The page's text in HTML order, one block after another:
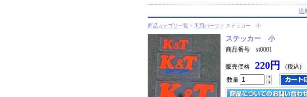
送
商品カテゴリ一覧 > 汎用パーツ > ステッカー 小
ステッカー 小
商品番号 st0001
販売価格 220円
(税込)
数量